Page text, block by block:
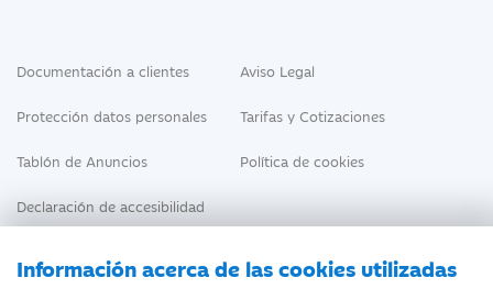
Información acerca de las cookies utilizadas
Documentación a clientes Aviso Legal
Protección datos personales Tarifas y Cotizaciones
Tablón de Anuncios Política de cookies
Declaración de accesibilidad